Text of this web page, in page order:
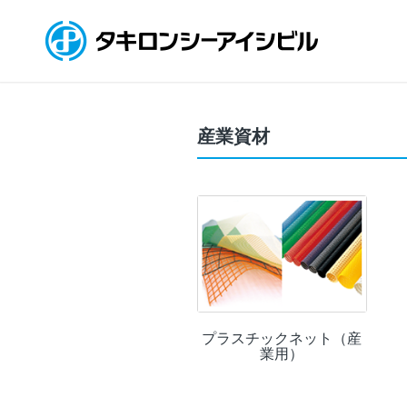
産業資材
プラスチックネット（産
業用）